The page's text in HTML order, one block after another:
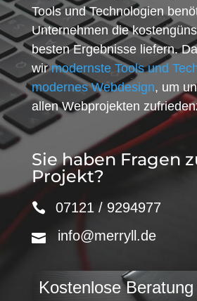
Tools und Technologien
Unternehmen die
besten Ergebnisse liefern.
wirmodernste Tools und
modernes Webdesign, um
allen Webprojekten
Sie haben Fragen
Projekt?
07121 / 9294977
info@merryll.de
Kostenlose Beratung